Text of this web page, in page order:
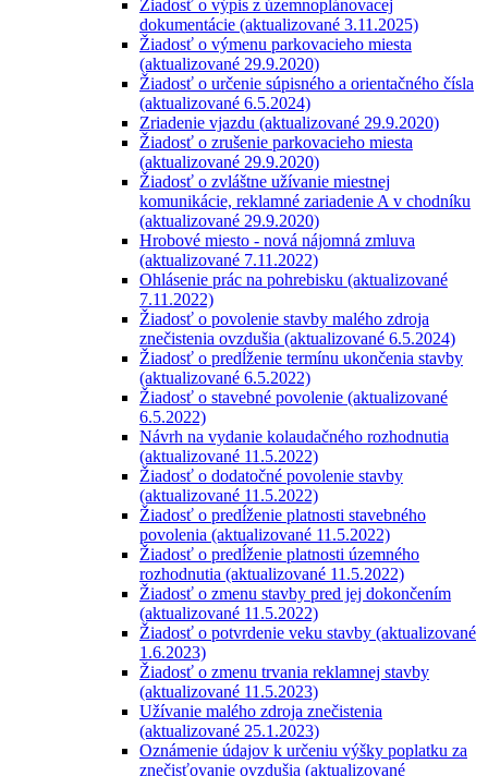
Žiadosť o výpis z územnoplánovacej
dokumentácie (aktualizované 3.11.2025)
Žiadosť o výmenu parkovacieho miesta
(aktualizované 29.9.2020)
Žiadosť o určenie súpisného a orientačného čísla
(aktualizované 6.5.2024)
Zriadenie vjazdu (aktualizované 29.9.2020)
Žiadosť o zrušenie parkovacieho miesta
(aktualizované 29.9.2020)
Žiadosť o zvláštne užívanie miestnej
komunikácie, reklamné zariadenie A v chodníku
(aktualizované 29.9.2020)
Hrobové miesto - nová nájomná zmluva
(aktualizované 7.11.2022)
Ohlásenie prác na pohrebisku (aktualizované
7.11.2022)
Žiadosť o povolenie stavby malého zdroja
znečistenia ovzdušia (aktualizované 6.5.2024)
Žiadosť o predĺženie termínu ukončenia stavby
(aktualizované 6.5.2022)
Žiadosť o stavebné povolenie (aktualizované
6.5.2022)
Návrh na vydanie kolaudačného rozhodnutia
(aktualizované 11.5.2022)
Žiadosť o dodatočné povolenie stavby
(aktualizované 11.5.2022)
Žiadosť o predĺženie platnosti stavebného
povolenia (aktualizované 11.5.2022)
Žiadosť o predĺženie platnosti územného
rozhodnutia (aktualizované 11.5.2022)
Žiadosť o zmenu stavby pred jej dokončením
(aktualizované 11.5.2022)
Žiadosť o potvrdenie veku stavby (aktualizované
1.6.2023)
Žiadosť o zmenu trvania reklamnej stavby
(aktualizované 11.5.2023)
Užívanie malého zdroja znečistenia
(aktualizované 25.1.2023)
Oznámenie údajov k určeniu výšky poplatku za
znečisťovanie ovzdušia (aktualizované